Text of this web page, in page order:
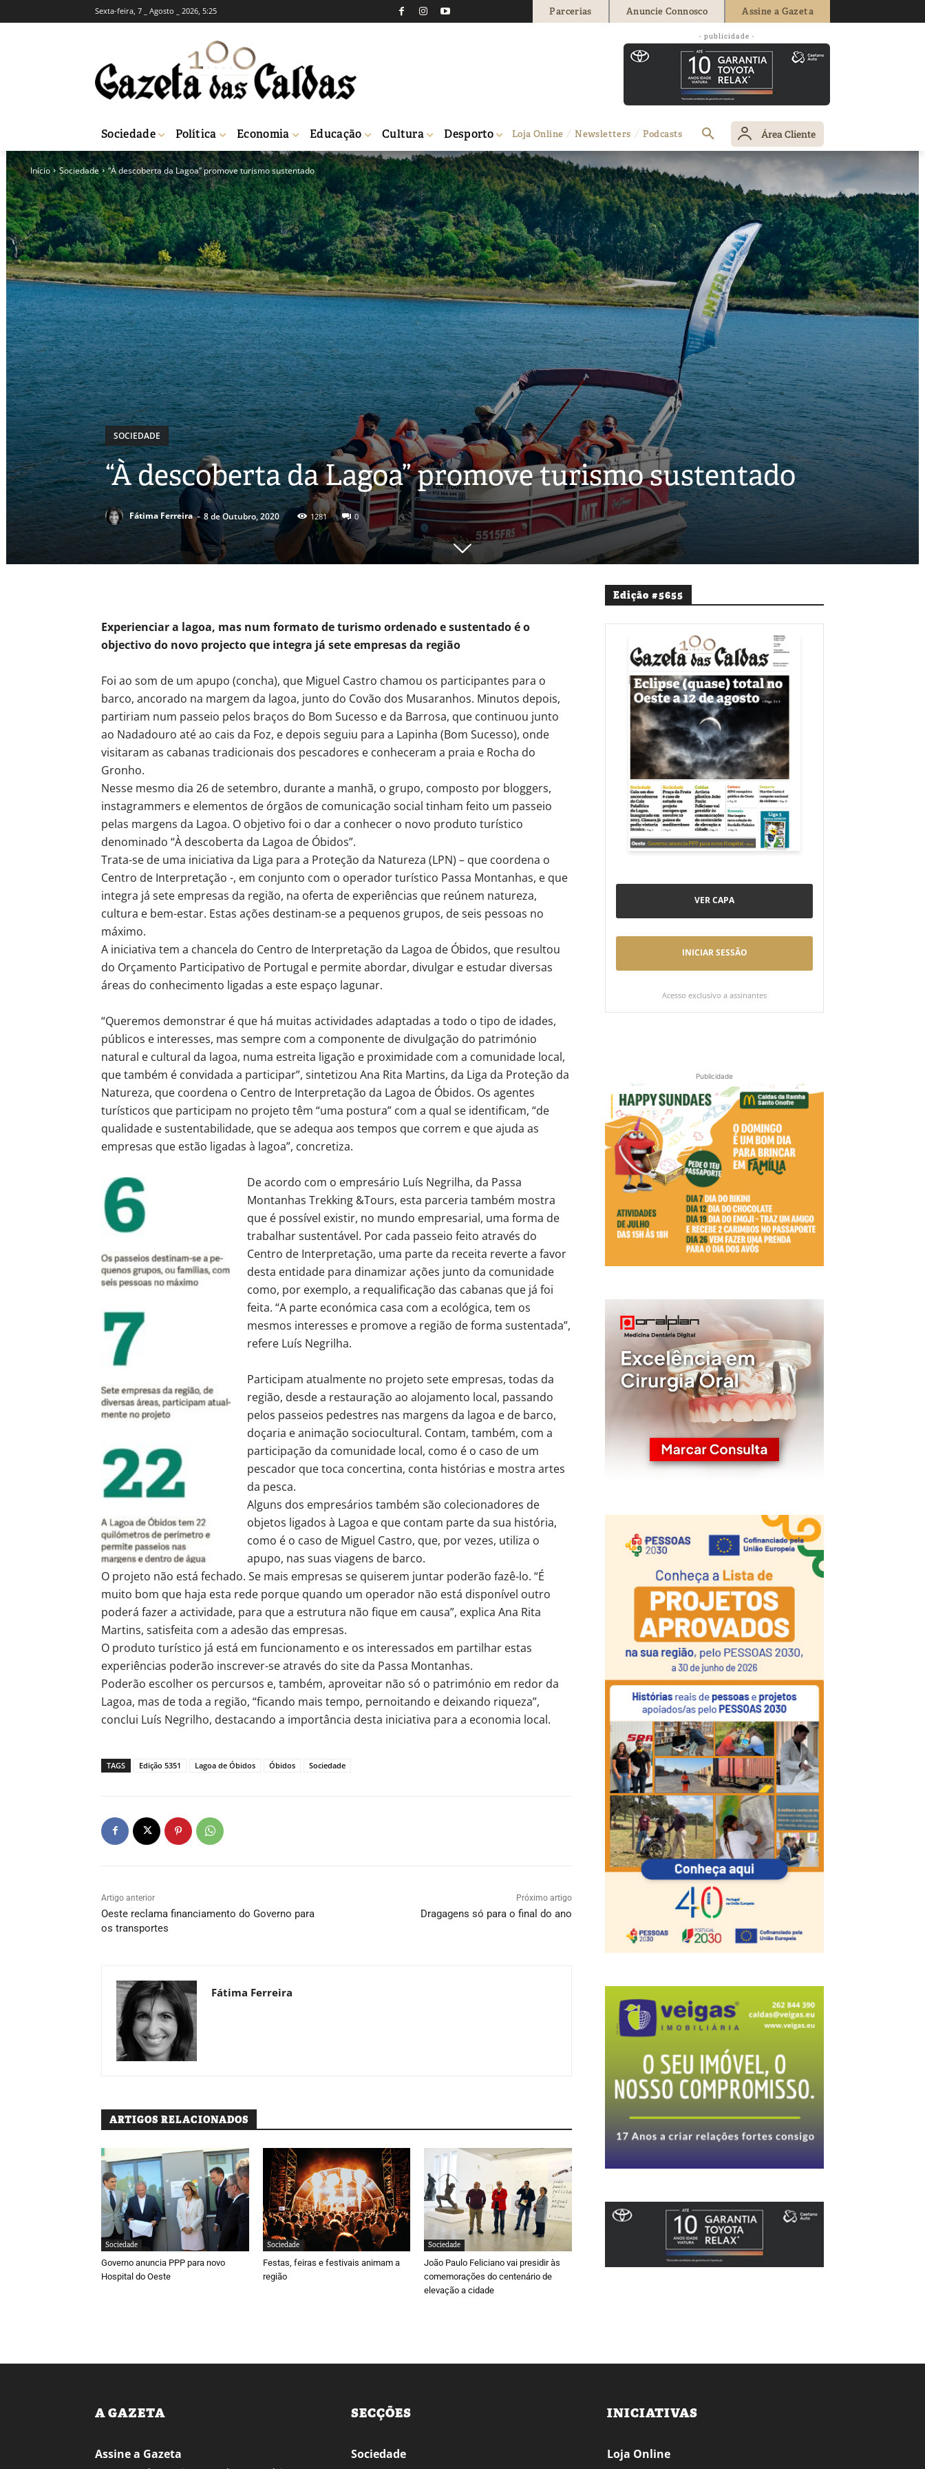
Sexta-feira, 7 _ Agosto _ 2026, 5:25 Parcerias Anuncie Connosco Assine a Gazeta
- publicidade -
Sociedade Política Economia Educação Cultura Desporto Loja Online Newsletters Podcasts Área Cliente
Início Sociedade “À descoberta da Lagoa” promove turismo sustentado
SOCIEDADE
“À descoberta da Lagoa” promove turismo sustentado
Fátima Ferreira - 8 de Outubro, 2020 1281 0
Experienciar a lagoa, mas num formato de turismo ordenado e sustentado é o
objectivo do novo projecto que integra já sete empresas da região
Foi ao som de um apupo (concha), que Miguel Castro chamou os participantes para o
barco, ancorado na margem da lagoa, junto do Covão dos Musaranhos. Minutos depois,
partiriam num passeio pelos braços do Bom Sucesso e da Barrosa, que continuou junto
ao Nadadouro até ao cais da Foz, e depois seguiu para a Lapinha (Bom Sucesso), onde
visitaram as cabanas tradicionais dos pescadores e conheceram a praia e Rocha do
Gronho.
Nesse mesmo dia 26 de setembro, durante a manhã, o grupo, composto por bloggers,
instagrammers e elementos de órgãos de comunicação social tinham feito um passeio
pelas margens da Lagoa. O objetivo foi o dar a conhecer o novo produto turístico
denominado “À descoberta da Lagoa de Óbidos”.
Trata-se de uma iniciativa da Liga para a Proteção da Natureza (LPN) – que coordena o
Centro de Interpretação -, em conjunto com o operador turístico Passa Montanhas, e que
integra já sete empresas da região, na oferta de experiências que reúnem natureza,
cultura e bem-estar. Estas ações destinam-se a pequenos grupos, de seis pessoas no
máximo.
A iniciativa tem a chancela do Centro de Interpretação da Lagoa de Óbidos, que resultou
do Orçamento Participativo de Portugal e permite abordar, divulgar e estudar diversas
áreas do conhecimento ligadas a este espaço lagunar.
“Queremos demonstrar é que há muitas actividades adaptadas a todo o tipo de idades,
públicos e interesses, mas sempre com a componente de divulgação do património
natural e cultural da lagoa, numa estreita ligação e proximidade com a comunidade local,
que também é convidada a participar”, sintetizou Ana Rita Martins, da Liga da Proteção da
Natureza, que coordena o Centro de Interpretação da Lagoa de Óbidos. Os agentes
turísticos que participam no projeto têm “uma postura” com a qual se identificam, “de
qualidade e sustentabilidade, que se adequa aos tempos que correm e que ajuda as
empresas que estão ligadas à lagoa”, concretiza.
De acordo com o empresário Luís Negrilha, da Passa
Montanhas Trekking &Tours, esta parceria também mostra
que é possível existir, no mundo empresarial, uma forma de
trabalhar sustentável. Por cada passeio feito através do
Centro de Interpretação, uma parte da receita reverte a favor
desta entidade para dinamizar ações junto da comunidade
como, por exemplo, a requalificação das cabanas que já foi
feita. “A parte económica casa com a ecológica, tem os
mesmos interesses e promove a região de forma sustentada”,
refere Luís Negrilha.
Participam atualmente no projeto sete empresas, todas da
região, desde a restauração ao alojamento local, passando
pelos passeios pedestres nas margens da lagoa e de barco,
doçaria e animação sociocultural. Contam, também, com a
participação da comunidade local, como é o caso de um
pescador que toca concertina, conta histórias e mostra artes
da pesca.
Alguns dos empresários também são colecionadores de
objetos ligados à Lagoa e que contam parte da sua história,
como é o caso de Miguel Castro, que, por vezes, utiliza o
apupo, nas suas viagens de barco.
O projeto não está fechado. Se mais empresas se quiserem juntar poderão fazê-lo. “É
muito bom que haja esta rede porque quando um operador não está disponível outro
poderá fazer a actividade, para que a estrutura não fique em causa”, explica Ana Rita
Martins, satisfeita com a adesão das empresas.
O produto turístico já está em funcionamento e os interessados em partilhar estas
experiências poderão inscrever-se através do site da Passa Montanhas.
Poderão escolher os percursos e, também, aproveitar não só o património em redor da
Lagoa, mas de toda a região, “ficando mais tempo, pernoitando e deixando riqueza”,
conclui Luís Negrilho, destacando a importância desta iniciativa para a economia local.
TAGS Edição 5351 Lagoa de Óbidos Óbidos Sociedade
Artigo anterior
Oeste reclama financiamento do Governo para
os transportes
Próximo artigo
Dragagens só para o final do ano
Fátima Ferreira
ARTIGOS RELACIONADOS
Sociedade
Governo anuncia PPP para novo
Hospital do Oeste
Sociedade
Festas, feiras e festivais animam a
região
Sociedade
João Paulo Feliciano vai presidir às
comemorações do centenário de
elevação a cidade
Edição #5655
VER CAPA
INICIAR SESSÃO
Acesso exclusivo a assinantes
Publicidade
A GAZETA
Assine a Gazeta
SECÇÕES
Sociedade
INICIATIVAS
Loja Online